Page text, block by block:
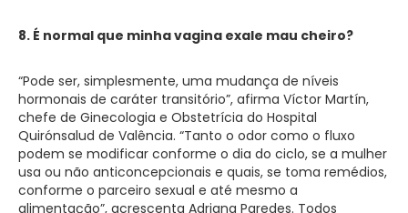
8. É normal que minha vagina exale mau cheiro?
“Pode ser, simplesmente, uma mudança de níveis
hormonais de caráter transitório”, afirma Víctor Martín,
chefe de Ginecologia e Obstetrícia do Hospital
Quirónsalud de Valência. “Tanto o odor como o fluxo
podem se modificar conforme o dia do ciclo, se a mulher
usa ou não anticoncepcionais e quais, se toma remédios,
conforme o parceiro sexual e até mesmo a
alimentação”, acrescenta Adriana Paredes. Todos